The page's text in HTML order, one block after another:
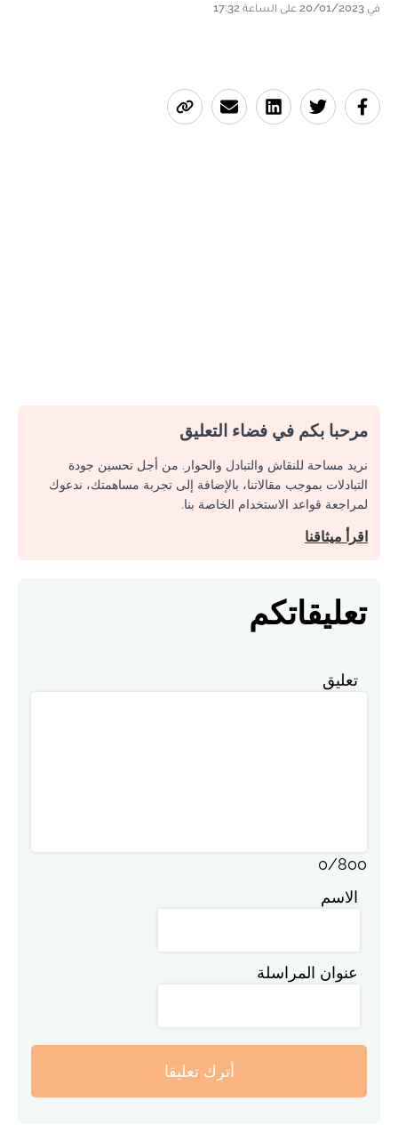
في 20/01/2023 على الساعة 17:32
مرحبا بكم في فضاء التعليق
نريد مساحة للنقاش والتبادل والحوار. من أجل تحسين جودة
التبادلات بموجب مقالاتنا، بالإضافة إلى تجربة مساهمتك، ندعوك
لمراجعة قواعد الاستخدام الخاصة بنا.
اقرأ ميثاقنا
تعليقاتكم
تعليق
0/800
الاسم
عنوان المراسلة
أترك تعليقا